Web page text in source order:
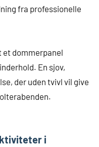
fra professionelle
dommerpanel
En sjov,
der uden tvivl vil give
i